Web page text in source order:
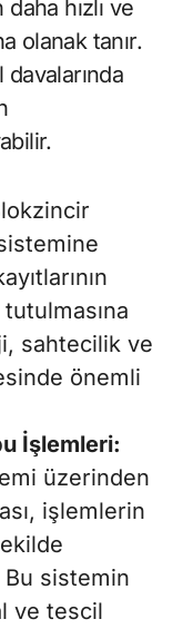
hızlı ve
olanak tanır.
sahtecilik ve
önemli
İşlemleri:
üzerinden
işlemlerin
sistemin
ve tescil